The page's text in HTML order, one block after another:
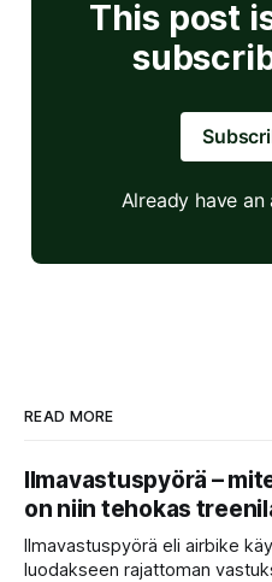
This post
Already have an
READ MORE
Ilmavastuspyörä –
on niin tehokas
Ilmavastuspyörä eli airbike
luodakseen rajattoman